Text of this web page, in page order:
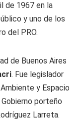
de 1967 en la
y uno de los
del PRO.
de Buenos Aires
. Fue legislador
y Espacio
porteño
Larreta.